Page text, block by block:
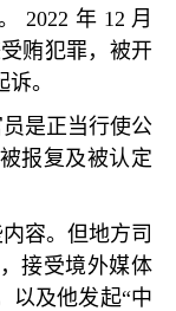
2022 年 12 月
贿犯罪，被开
。
是正当行使公
报复及被认定
容。但地方司
接受境外媒体
以及他发起“中